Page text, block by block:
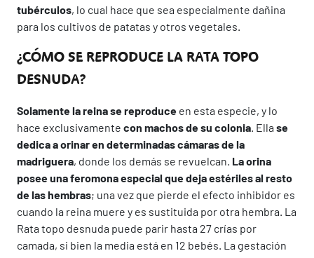
tubérculos, lo cual hace que sea especialmente dañina
para los cultivos de patatas y otros vegetales.
¿CÓMO SE REPRODUCE LA RATA TOPO
DESNUDA?
Solamente la reina se reproduce en esta especie, y lo
hace exclusivamente con machos de su colonia. Ellase
dedica a orinar en determinadas cámaras de la
madriguera, donde los demás se revuelcan. La orina
posee una feromona especial que deja estériles al resto
de las hembras; una vez que pierde el efecto inhibidor es
cuando la reina muere y es sustituida por otra hembra. La
Rata topo desnuda puede parir hasta 27 crías por
camada, si bien la media está en 12 bebés. La gestación